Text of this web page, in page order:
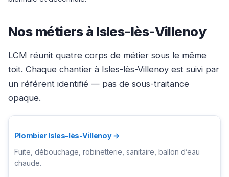
Nos métiers à Isles-lès-Villenoy
LCM réunit quatre corps de métier sous le même
toit. Chaque chantier à Isles-lès-Villenoy est suivi par
un référent identifié — pas de sous-traitance
opaque.
Plombier Isles-lès-Villenoy →
Fuite, débouchage, robinetterie, sanitaire, ballon d’eau
chaude.